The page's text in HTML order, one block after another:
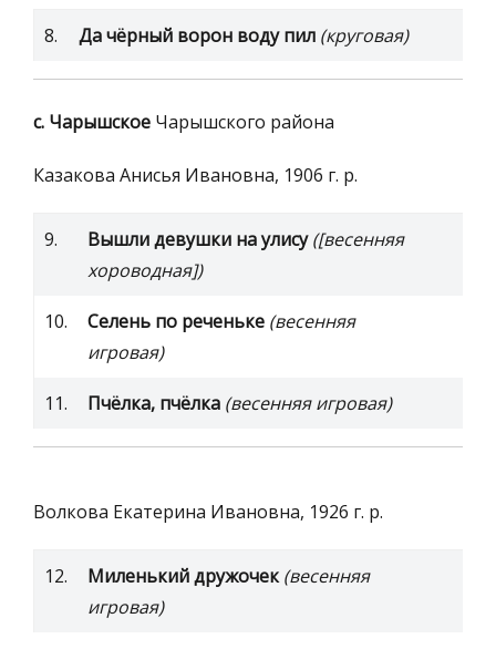
8. Да чёрный ворон воду пил (круговая)
с. Чарышское Чарышского района
Казакова Анисья Ивановна, 1906 г. р.
9. Вышли девушки на улису ([весенняя
хороводная])
10. Селень по реченьке (весенняя
игровая)
11. Пчёлка, пчёлка (весенняя игровая)
Волкова Екатерина Ивановна, 1926 г. р.
12. Миленький дружочек(весенняя
игровая)